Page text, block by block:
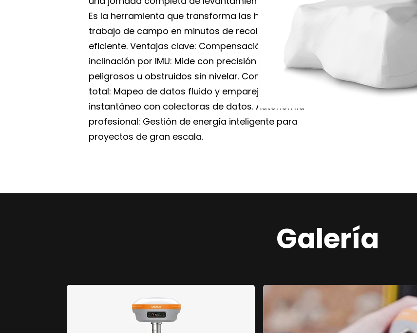
Es la herramienta que transforma las horas de
trabajo de campo en minutos de recolección
eficiente. Ventajas clave: Compensación de
inclinación por IMU: Mide con precisión en terrenos
peligrosos u obstruidos sin nivelar. Conectividad
total: Mapeo de datos fluido y emparejamiento
instantáneo con colectoras de datos. Autonomía
profesional: Gestión de energía inteligente para
proyectos de gran escala.
Galería